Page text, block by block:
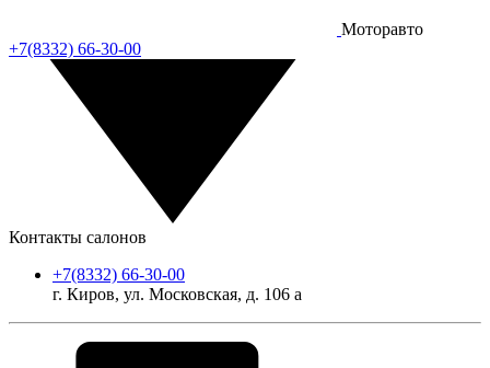
Моторавто
+7(8332) 66-30-00
Контакты салонов
+7(8332) 66-30-00
г. Киров, ул. Московская, д. 106 а